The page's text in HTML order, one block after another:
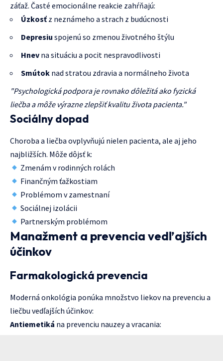
záťaž. Časté emocionálne reakcie zahŕňajú:
Úzkosť z neznámeho a strach z budúcnosti
Depresiu spojenú so zmenou životného štýlu
Hnev na situáciu a pocit nespravodlivosti
Smútok nad stratou zdravia a normálneho života
"Psychologická podpora je rovnako dôležitá ako fyzická
liečba a môže výrazne zlepšiť kvalitu života pacienta."
Sociálny dopad
Choroba a liečba ovplyvňujú nielen pacienta, ale aj jeho
najbližších. Môže dôjsť k:
Zmenám v rodinných rolách
Finančným ťažkostiam
Problémom v zamestnaní
Sociálnej izolácii
Partnerským problémom
Manažment a prevencia vedľajších
účinkov
Farmakologická prevencia
Moderná onkológia ponúka množstvo liekov na prevenciu a
liečbu vedľajších účinkov:
Antiemetiká na prevenciu nauzey a vracania: